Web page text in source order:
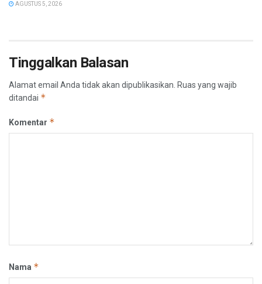
AGUSTUS 5, 2026
Tinggalkan Balasan
Alamat email Anda tidak akan dipublikasikan. Ruas yang wajib
ditandai *
Komentar *
Nama *